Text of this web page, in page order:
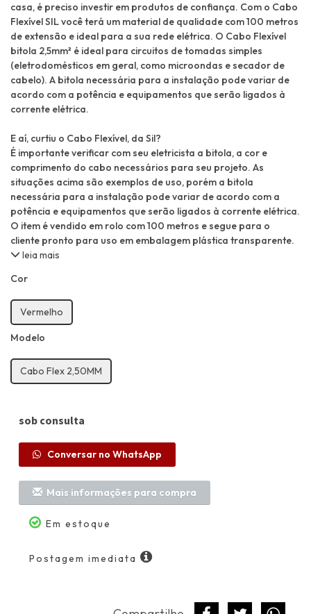
casa, é preciso investir em produtos de confiança. Com o Cabo
Flexível SIL você terá um material de qualidade com 100 metros
de extensão e ideal para a sua rede elétrica. O Cabo Flexível
bitola 2,5mm² é ideal para circuitos de tomadas simples
(eletrodomésticos em geral, como microondas e secador de
cabelo). A bitola necessária para a instalação pode variar de
acordo com a potência e equipamentos que serão ligados à
corrente elétrica.
E aí, curtiu o Cabo Flexível, da Sil?
É importante verificar com seu eletricista a bitola, a cor e
comprimento do cabo necessários para seu projeto. As
situações acima são exemplos de uso, porém a bitola
necessária para a instalação pode variar de acordo com a
potência e equipamentos que serão ligados à corrente elétrica.
O item é vendido em rolo com 100 metros e segue para o
cliente pronto para uso em embalagem plástica transparente.
leia mais
Cor
Vermelho
Modelo
Cabo Flex 2,50MM
sob consulta
Conversar no WhatsApp
Mais informações para compra
Em estoque
Postagem imediata